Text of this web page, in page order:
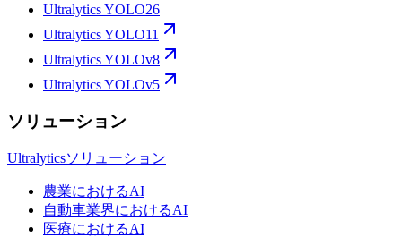
Ultralytics YOLO26
Ultralytics YOLO11
Ultralytics YOLOv8
Ultralytics YOLOv5
ソリューション
Ultralyticsソリューション
農業におけるAI
自動車業界におけるAI
医療におけるAI